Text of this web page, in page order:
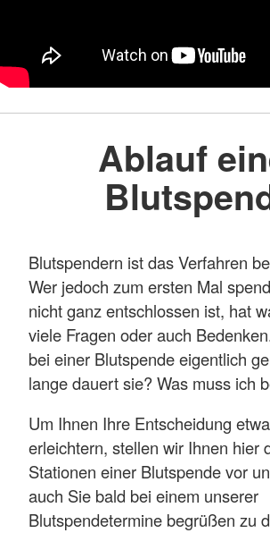
Ablauf
Blutspendern ist das Verfahren
Wer jedoch zum ersten Mal
nicht ganz entschlossen ist, hat
viele Fragen oder auch
bei einer Blutspende eigentlich
lange dauert sie? Was muss ich
Um Ihnen Ihre Entscheidung
erleichtern, stellen wir Ihnen hier
Stationen einer Blutspende vor
auch Sie bald bei einem unserer
Blutspendetermine begrüßen zu